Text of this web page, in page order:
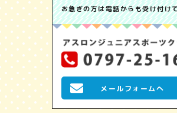
お急ぎの方は電話からも受け付け
メールフォームへ